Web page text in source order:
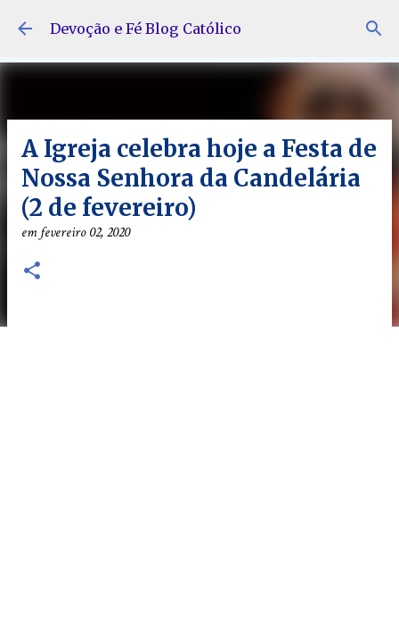
Pular para o conteúdo principal
Devoção e Fé Blog Católico
A Igreja celebra hoje a Festa de
Nossa Senhora da Candelária
(2 de fevereiro)
emfevereiro 02, 2020